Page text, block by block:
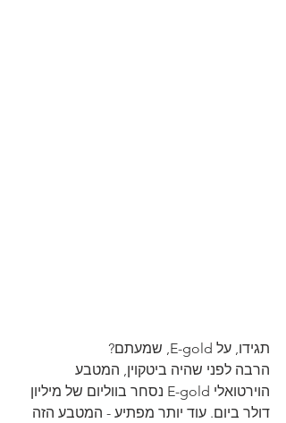
תגידו, על E-gold, שמעתם?
הרבה לפני שהיה ביטקוין, המטבע
הוירטואלי E-gold נסחר בווליום של מיליון
דולר ביום. עוד יותר מפתיע - המטבע הזה